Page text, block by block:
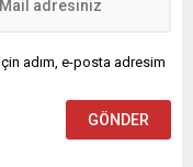
adım, e-posta adresim